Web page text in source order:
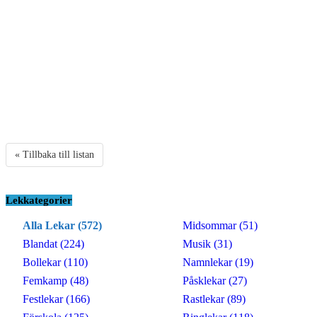
« Tillbaka till listan
Lekkategorier
Alla Lekar (572)
Blandat (224)
Bollekar (110)
Femkamp (48)
Festlekar (166)
Midsommar (51)
Musik (31)
Namnlekar (19)
Påsklekar (27)
Rastlekar (89)